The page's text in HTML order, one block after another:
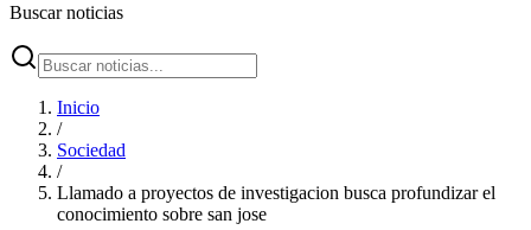
Buscar noticias
Inicio
/
Sociedad
/
Llamado a proyectos de investigacion busca profundizar el
conocimiento sobre san jose